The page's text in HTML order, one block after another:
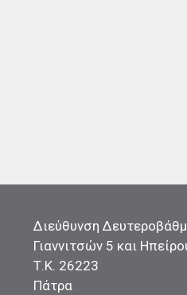
Διεύθυνση
Γιαννιτσών 5 και
Τ.Κ. 26223
Πάτρα